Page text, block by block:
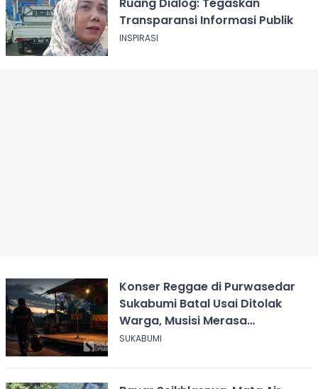
Transparansi Informasi Publik
INSPIRASI
Konser Reggae di Purwasedar
Sukabumi Batal Usai Ditolak
Warga, Musisi Merasa
Didiskreditkan
SUKABUMI